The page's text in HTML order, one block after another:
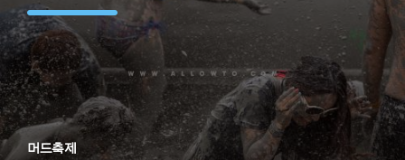
머드축제